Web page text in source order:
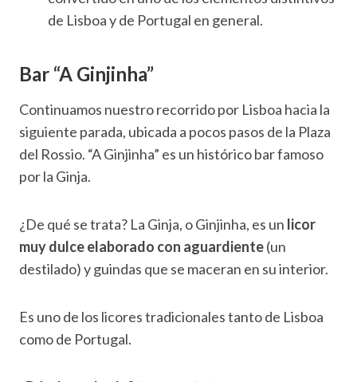
de Lisboa y de Portugal en general.
Bar “A Ginjinha”
Continuamos nuestro recorrido por Lisboa hacia la
siguiente parada, ubicada a pocos pasos de la Plaza
del Rossio. “A Ginjinha” es un histórico bar famoso
por la Ginja.
¿De qué se trata? La Ginja, o Ginjinha, es un licor
muy dulce elaborado con aguardiente(un
destilado) y guindas que se maceran en su interior.
Es uno de los licores tradicionales tanto de Lisboa
como de Portugal.